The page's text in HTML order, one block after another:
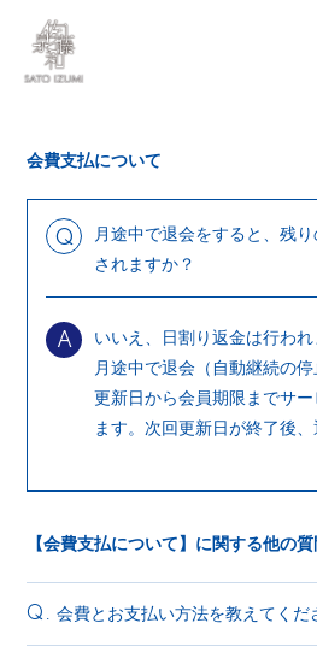
PROFILE
DISCOGRAPHY
PORTFOLIO
会員登録 ログイン
会費支払について
Q
月途中で退会をすると、残
されますか？
A
いいえ、日割り返金は行われ
月途中で退会（自動継続の
更新日から会員期限までサ
ます。次回更新日が終了後、
【会費支払について】に関する他の
Q. 会費とお支払い方法を教えてくだ